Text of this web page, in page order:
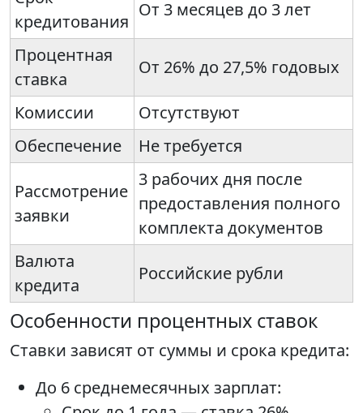
кредитования
От 3 месяцев до 3 лет
Процентная
ставка
От 26% до 27,5% годовых
Комиссии
Отсутствуют
Обеспечение
Не требуется
Рассмотрение
заявки
3 рабочих дня после
предоставления полного
комплекта документов
Валюта
кредита
Российские рубли
Особенности процентных ставок
Ставки зависят от суммы и срока кредита:
До 6 среднемесячных зарплат: